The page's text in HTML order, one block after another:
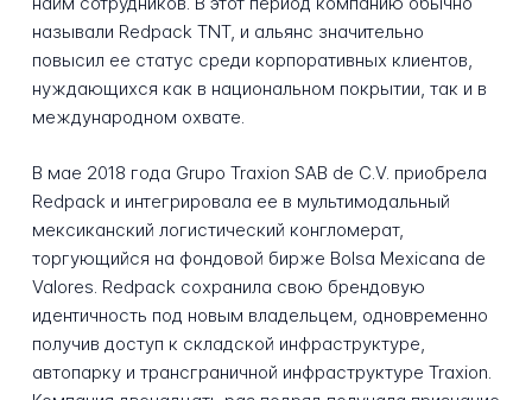
называли Redpack TNT, и альянс значительно
повысил ее статус среди корпоративных клиентов,
нуждающихся как в национальном покрытии, так и в
международном охвате.
В мае 2018 года Grupo Traxion SAB de C.V. приобрела
Redpack и интегрировала ее в мультимодальный
мексиканский логистический конгломерат,
торгующийся на фондовой бирже Bolsa Mexicana de
Valores. Redpack сохранила свою брендовую
идентичность под новым владельцем, одновременно
получив доступ к складской инфраструктуре,
автопарку и трансграничной инфраструктуре Traxion.